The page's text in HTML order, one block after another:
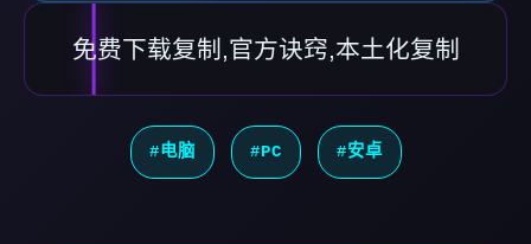
免费下载复制,官方诀窍,本土化复制
#电脑 #PC #安卓